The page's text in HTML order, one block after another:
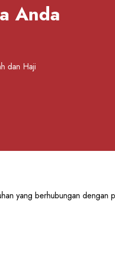
Anda
dan Haji
yang berhubungan